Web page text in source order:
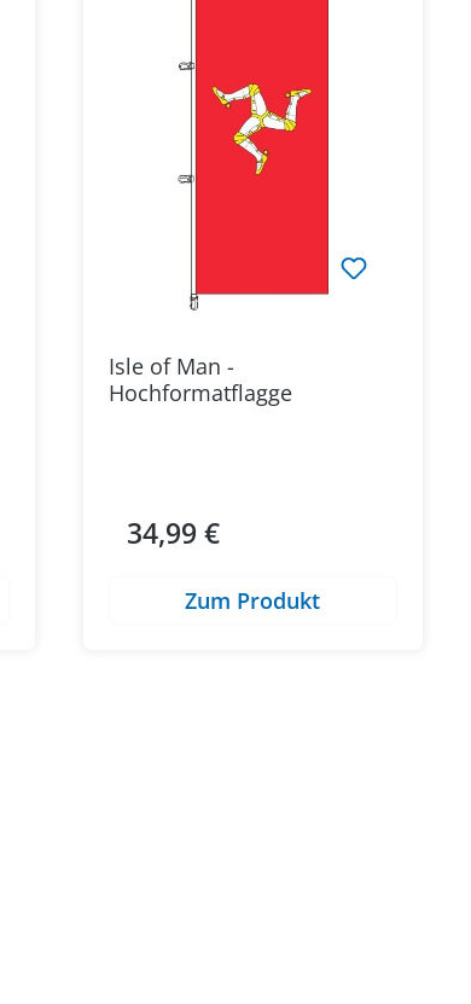
Isle of Man -
Hochformatflagge
Regulärer Preis:
34,99 €
Zum Produkt